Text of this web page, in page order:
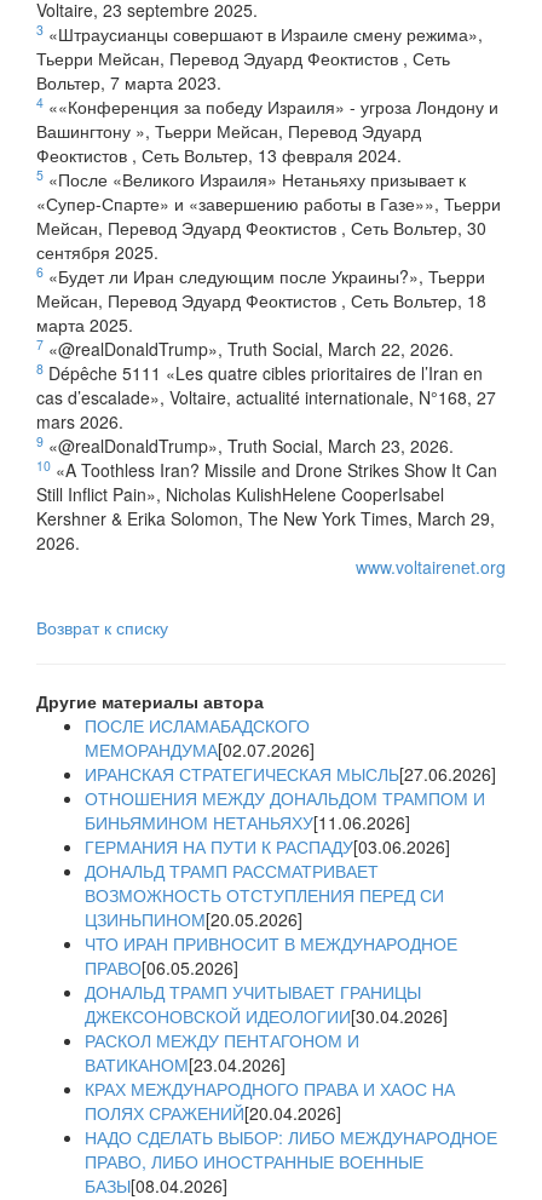
Voltaire, 23 septembre 2025.
3 «Штраусианцы совершают в Израиле смену режима»,
Тьерри Мейсан, Перевод Эдуард Феоктистов , Сеть
Вольтер, 7 марта 2023.
4 ««Конференция за победу Израиля» - угроза Лондону и
Вашингтону », Тьерри Мейсан, Перевод Эдуард
Феоктистов , Сеть Вольтер, 13 февраля 2024.
5 «После «Великого Израиля» Нетаньяху призывает к
«Супер-Спарте» и «завершению работы в Газе»», Тьерри
Мейсан, Перевод Эдуард Феоктистов , Сеть Вольтер, 30
сентября 2025.
6 «Будет ли Иран следующим после Украины?», Тьерри
Мейсан, Перевод Эдуард Феоктистов , Сеть Вольтер, 18
марта 2025.
7 «@realDonaldTrump», Truth Social, March 22, 2026.
8 Dépêche 5111 «Les quatre cibles prioritaires de l’Iran en
cas d’escalade», Voltaire, actualité internationale, N°168, 27
mars 2026.
9 «@realDonaldTrump», Truth Social, March 23, 2026.
10 «A Toothless Iran? Missile and Drone Strikes Show It Can
Still Inflict Pain», Nicholas KulishHelene CooperIsabel
Kershner & Erika Solomon, The New York Times, March 29,
2026.
www.voltairenet.org
Возврат к списку
Другие материалы автора
ПОСЛЕ ИСЛАМАБАДСКОГО
МЕМОРАНДУМА[02.07.2026]
ИРАНСКАЯ СТРАТЕГИЧЕСКАЯ МЫСЛЬ[27.06.2026]
ОТНОШЕНИЯ МЕЖДУ ДОНАЛЬДОМ ТРАМПОМ И
БИНЬЯМИНОМ НЕТАНЬЯХУ[11.06.2026]
ГЕРМАНИЯ НА ПУТИ К РАСПАДУ[03.06.2026]
ДОНАЛЬД ТРАМП РАССМАТРИВАЕТ
ВОЗМОЖНОСТЬ ОТСТУПЛЕНИЯ ПЕРЕД СИ
ЦЗИНЬПИНОМ[20.05.2026]
ЧТО ИРАН ПРИВНОСИТ В МЕЖДУНАРОДНОЕ
ПРАВО[06.05.2026]
ДОНАЛЬД ТРАМП УЧИТЫВАЕТ ГРАНИЦЫ
ДЖЕКСОНОВСКОЙ ИДЕОЛОГИИ[30.04.2026]
РАСКОЛ МЕЖДУ ПЕНТАГОНОМ И
ВАТИКАНОМ[23.04.2026]
КРАХ МЕЖДУНАРОДНОГО ПРАВА И ХАОС НА
ПОЛЯХ СРАЖЕНИЙ[20.04.2026]
НАДО СДЕЛАТЬ ВЫБОР: ЛИБО МЕЖДУНАРОДНОЕ
ПРАВО, ЛИБО ИНОСТРАННЫЕ ВОЕННЫЕ
БАЗЫ[08.04.2026]